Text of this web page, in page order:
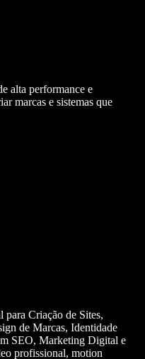
alta performance e
marcas e sistemas que
para Criação de Sites,
de Marcas, Identidade
SEO, Marketing Digital e
profissional, motion